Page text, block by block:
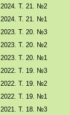
2024. Т. 21. №2
2024. Т. 21. №1
2023. Т. 20. №3
2023. Т. 20. №2
2023. Т. 20. №1
2022. Т. 19. №3
2022. Т. 19. №2
2022. Т. 19. №1
2021. Т. 18. №3